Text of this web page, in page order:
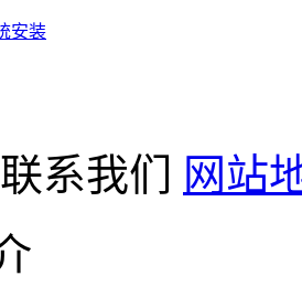
安装
联系我们
网站